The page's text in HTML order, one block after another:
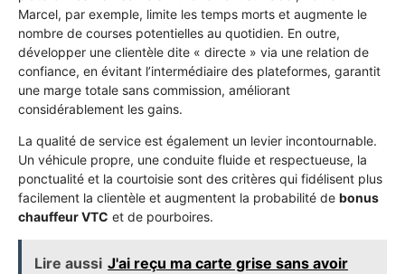
Marcel, par exemple, limite les temps morts et augmente le
nombre de courses potentielles au quotidien. En outre,
développer une clientèle dite « directe » via une relation de
confiance, en évitant l’intermédiaire des plateformes, garantit
une marge totale sans commission, améliorant
considérablement les gains.
La qualité de service est également un levier incontournable.
Un véhicule propre, une conduite fluide et respectueuse, la
ponctualité et la courtoisie sont des critères qui fidélisent plus
facilement la clientèle et augmentent la probabilité de bonus
chauffeur VTC et de pourboires.
Lire aussi J'ai reçu ma carte grise sans avoir